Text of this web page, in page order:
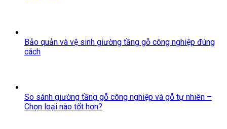
Bảo quản và vệ sinh giường tầng gỗ công nghiệp đúng
cách
So sánh giường tầng gỗ công nghiệp và gỗ tự nhiên –
Chọn loại nào tốt hơn?